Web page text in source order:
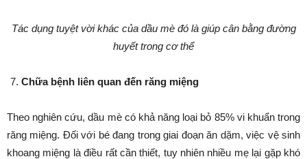
Tác dụng tuyệt vời khác của dầu mè đó là giúp cân bằng đường
huyết trong cơ thể
Chữa bệnh liên quan đến răng miệng
Theo nghiên cứu, dầu mè có khả năng loại bỏ 85% vi khuẩn trong
răng miệng. Đối với bé đang trong giai đoạn ăn dặm, việc vệ sinh
khoang miệng là điều rất cần thiết, tuy nhiên nhiều mẹ lại gặp khó